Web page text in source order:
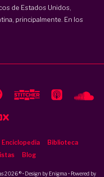
de Estados Unidos,
principalmente. En los
Enciclopedia
Biblioteca
Blog
2026 ® • Design by Enigma • Powered by